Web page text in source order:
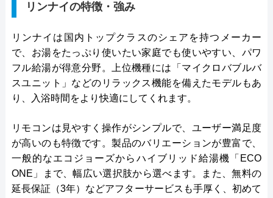
リンナイの特徴・強み
リンナイは国内トップクラスのシェアを持つメーカー
で、お湯をたっぷり使いたい家庭でも使いやすい、パワ
フル給湯が得意分野。上位機種には「マイクロバブルバ
スユニット」などのリラックス機能を備えたモデルもあ
り、入浴時間をより快適にしてくれます。
リモコンは見やすく操作がシンプルで、ユーザー満足度
が高いのも特徴です。製品のバリエーションが豊富で、
一般的なエコジョーズからハイブリッド給湯機「ECO
ONE」まで、幅広い選択肢から選べます。また、無料の
延長保証（3年）などアフターサービスも手厚く、初めて